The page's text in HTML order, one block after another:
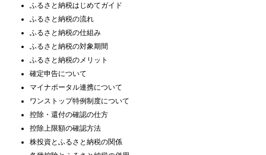
ふるさと納税はじめてガイド
ふるさと納税の流れ
ふるさと納税の仕組み
ふるさと納税の対象期間
ふるさと納税のメリット
確定申告について
マイナポータル連携について
ワンストップ特例制度について
控除・還付の確認の仕方
控除上限額の確認方法
株投資とふるさと納税の関係